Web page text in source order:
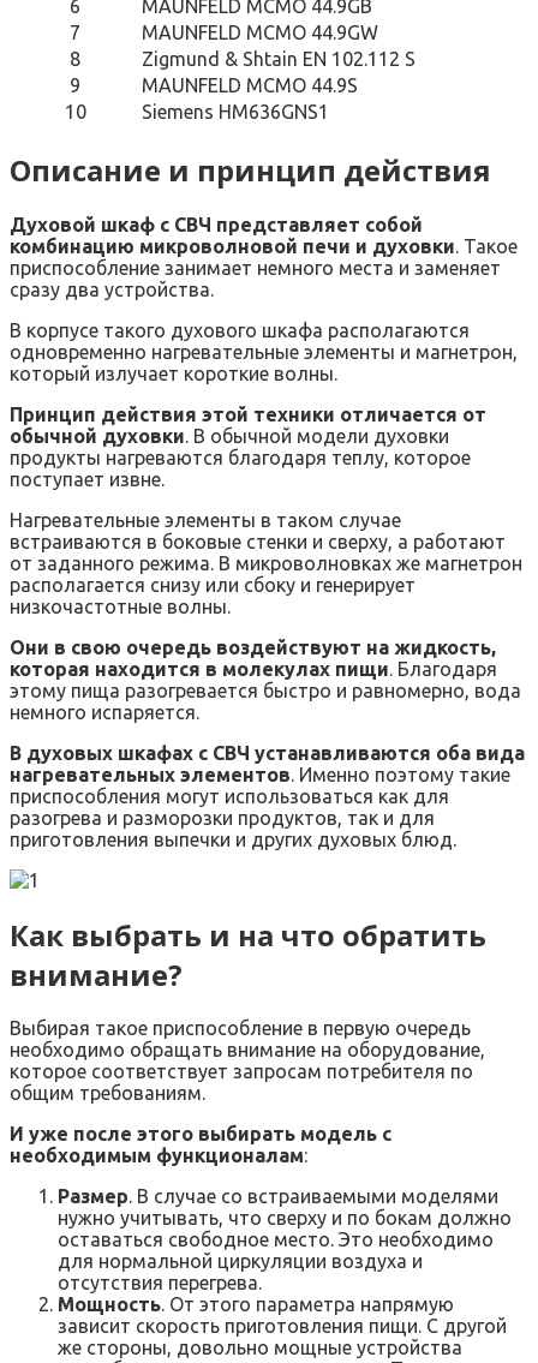
6
MAUNFELD MCMO 44.9GB
7
MAUNFELD MCMO 44.9GW
8
Zigmund & Shtain EN 102.112 S
9
MAUNFELD MCMO 44.9S
10
Siemens HM636GNS1
Описание и принцип действия
Духовой шкаф с СВЧ представляет собой
комбинацию микроволновой печи и духовки. Такое
приспособление занимает немного места и заменяет
сразу два устройства.
В корпусе такого духового шкафа располагаются
одновременно нагревательные элементы и магнетрон,
который излучает короткие волны.
Принцип действия этой техники отличается от
обычной духовки. В обычной модели духовки
продукты нагреваются благодаря теплу, которое
поступает извне.
Нагревательные элементы в таком случае
встраиваются в боковые стенки и сверху, а работают
от заданного режима. В микроволновках же магнетрон
располагается снизу или сбоку и генерирует
низкочастотные волны.
Они в свою очередь воздействуют на жидкость,
которая находится в молекулах пищи. Благодаря
этому пища разогревается быстро и равномерно, вода
немного испаряется.
В духовых шкафах с СВЧ устанавливаются оба вида
нагревательных элементов. Именно поэтому такие
приспособления могут использоваться как для
разогрева и разморозки продуктов, так и для
приготовления выпечки и других духовых блюд.
Как выбрать и на что обратить
внимание?
Выбирая такое приспособление в первую очередь
необходимо обращать внимание на оборудование,
которое соответствует запросам потребителя по
общим требованиям.
И уже после этого выбирать модель с
необходимым функционалам:
Размер. В случае со встраиваемыми моделями
нужно учитывать, что сверху и по бокам должно
оставаться свободное место. Это необходимо
для нормальной циркуляции воздуха и
отсутствия перегрева.
Мощность. От этого параметра напрямую
зависит скорость приготовления пищи. С другой
же стороны, довольно мощные устройства